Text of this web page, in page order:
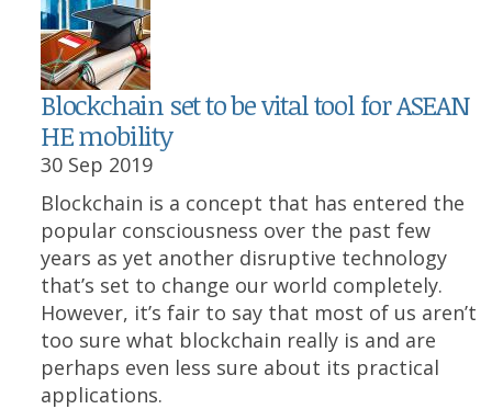
Blockchain set to be vital tool for ASEAN
HE mobility
30 Sep 2019
Blockchain is a concept that has entered the
popular consciousness over the past few
years as yet another disruptive technology
that’s set to change our world completely.
However, it’s fair to say that most of us aren’t
too sure what blockchain really is and are
perhaps even less sure about its practical
applications.